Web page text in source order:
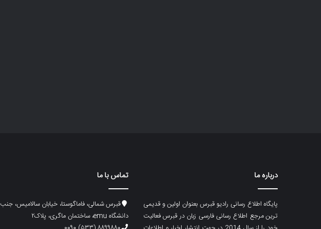
درباره ما
پایگاه اطلاع رسانی رادیو قبرس بعنوان اولین و قدیمی
ترین مرجع اطلاع رسانی فارسی زبان در قبرس فعالیت
تماس با ما
قبرس شمالی، فاماگوستا، خیابان سالامیس، جنب
دانشگاه emu، ساختمان ماگری، پلاک۲